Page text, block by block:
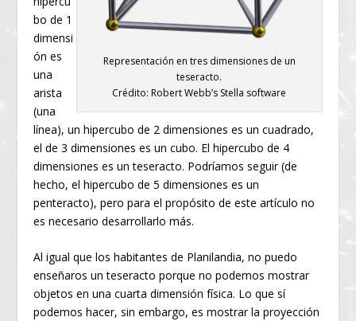
Representación en tres dimensiones de un
teseracto.
Crédito: Robert Webb’s Stella software
bo de 1
dimensi
ón es
una
arista
(una
línea), un hipercubo de 2 dimensiones es un cuadrado,
el de 3 dimensiones es un cubo. El hipercubo de 4
dimensiones es un teseracto. Podríamos seguir (de
hecho, el hipercubo de 5 dimensiones es un
penteracto), pero para el propósito de este artículo no
es necesario desarrollarlo más.
Al igual que los habitantes de Planilandia, no puedo
enseñaros un teseracto porque no podemos mostrar
objetos en una cuarta dimensión física. Lo que sí
podemos hacer, sin embargo, es mostrar la proyección